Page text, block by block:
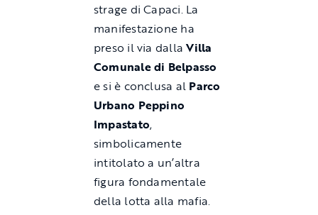
strage di Capaci. La
manifestazione ha
preso il via dallaVilla
Comunale di Belpasso
e si è conclusa al Parco
Urbano Peppino
Impastato,
simbolicamente
intitolato a un’altra
figura fondamentale
della lotta alla mafia.